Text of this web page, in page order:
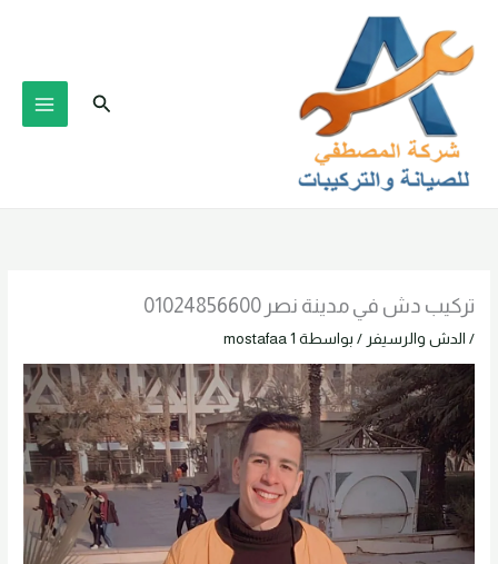
المحتوى
البحث
تركيب دش في مدينة نصر 01024856600
/ الدش والرسيفر / بواسطة mostafaa 1